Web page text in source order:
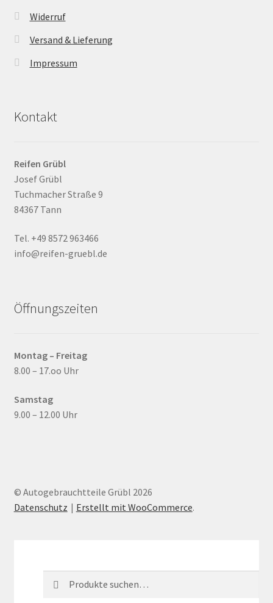
Widerruf
Versand & Lieferung
Impressum
Kontakt
Reifen Grübl
Josef Grübl
Tuchmacher Straße 9
84367 Tann
Tel. +49 8572 963466
info@reifen-gruebl.de
Öffnungszeiten
Montag – Freitag
8.00 – 17.oo Uhr
Samstag
9.00 – 12.00 Uhr
© Autogebrauchtteile Grübl 2026
Datenschutz
Erstellt mit WooCommerce.